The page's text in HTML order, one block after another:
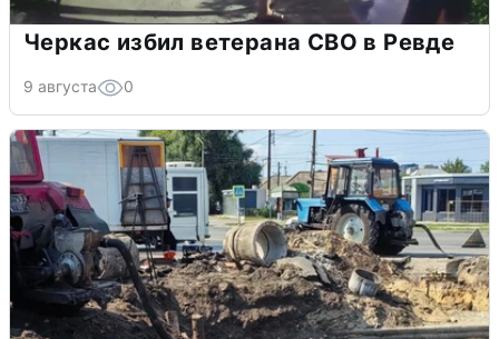
Черкас избил ветерана СВО в Ревде
9 августа 0